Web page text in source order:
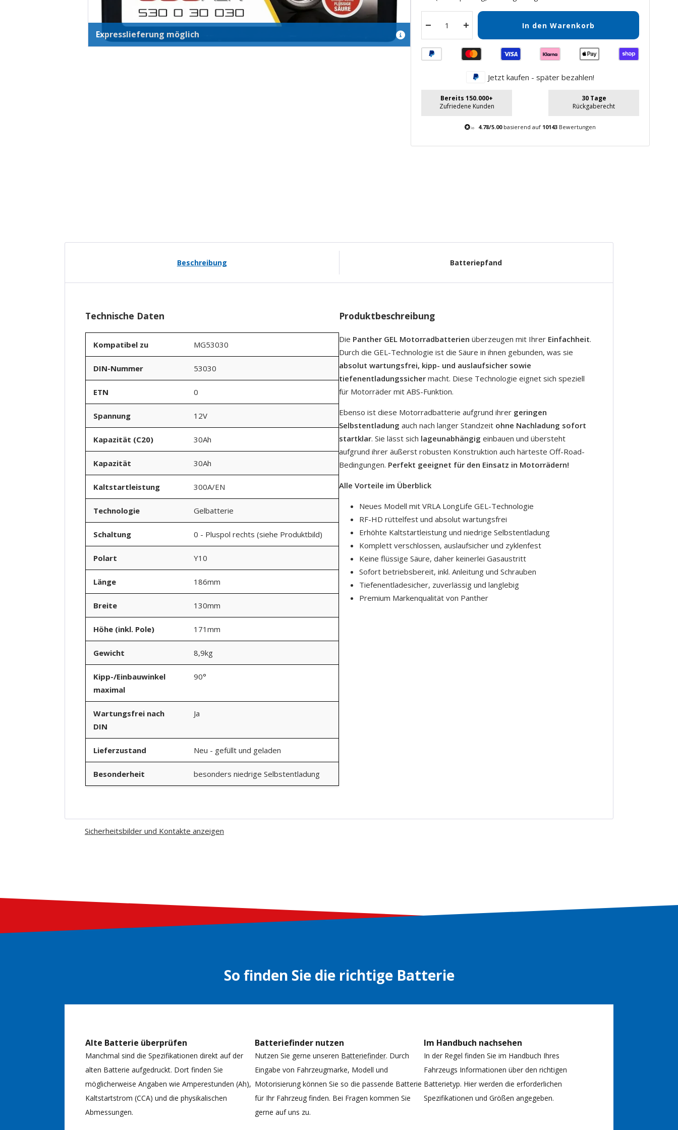
Expresslieferung möglich
Menge
Menge
In den Warenkorb
Jetzt kaufen - später bezahlen!
Bereits 150.000+
Zufriedene Kunden
30 Tage
Rückgaberecht
4.78/5.00basierend auf 10143 Bewertungen
Beschreibung Batteriepfand
Technische Daten
Kompatibel zu MG53030
DIN-Nummer 53030
ETN 0
Spannung 12V
Kapazität (C20) 30Ah
Kapazität 30Ah
Kaltstartleistung 300A/EN
Technologie Gelbatterie
Schaltung 0 - Pluspol rechts (siehe Produktbild)
Polart Y10
Länge 186mm
Breite 130mm
Höhe (inkl. Pole) 171mm
Gewicht 8,9kg
Kipp-/Einbauwinkel
maximal
90°
Wartungsfrei nach
DIN
Ja
Lieferzustand Neu - gefüllt und geladen
Besonderheit besonders niedrige Selbstentladung
Produktbeschreibung
Die Panther GEL Motorradbatterien überzeugen mit Ihrer Einfachheit.
Durch die GEL-Technologie ist die Säure in ihnen gebunden, was sie
absolut wartungsfrei, kipp- und auslaufsicher sowie
tiefenentladungssicher macht. Diese Technologie eignet sich speziell
für Motorräder mit ABS-Funktion.
Ebenso ist diese Motorradbatterie aufgrund ihrer geringen
Selbstentladung auch nach langer Standzeit ohne Nachladung sofort
startklar. Sie lässt sich lageunabhängig einbauen und übersteht
aufgrund ihrer äußerst robusten Konstruktion auch härteste Off-Road-
Bedingungen. Perfekt geeignet für den Einsatz in Motorrädern!
Alle Vorteile im Überblick
Neues Modell mit VRLA LongLife GEL-Technologie
RF-HD rüttelfest und absolut wartungsfrei
Erhöhte Kaltstartleistung und niedrige Selbstentladung
Komplett verschlossen, auslaufsicher und zyklenfest
Keine flüssige Säure, daher keinerlei Gasaustritt
Sofort betriebsbereit, inkl. Anleitung und Schrauben
Tiefenentladesicher, zuverlässig und langlebig
Premium Markenqualität von Panther
Sicherheitsbilder und Kontakte anzeigen
So finden Sie die richtige Batterie
Alte Batterie überprüfen
Manchmal sind die Spezifikationen direkt auf der
alten Batterie aufgedruckt. Dort finden Sie
möglicherweise Angaben wie Amperestunden (Ah),
Kaltstartstrom (CCA) und die physikalischen
Abmessungen.
Batteriefinder nutzen
Nutzen Sie gerne unseren Batteriefinder. Durch
Eingabe von Fahrzeugmarke, Modell und
Motorisierung können Sie so die passende Batterie
für Ihr Fahrzeug finden. Bei Fragen kommen Sie
gerne auf uns zu.
Im Handbuch nachsehen
In der Regel finden Sie im Handbuch Ihres
Fahrzeugs Informationen über den richtigen
Batterietyp. Hier werden die erforderlichen
Spezifikationen und Größen angegeben.